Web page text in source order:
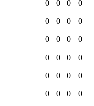
0 0 0 0
0 0 0 0
0 0 0 0
0 0 0 0
0 0 0 0
0 0 0 0